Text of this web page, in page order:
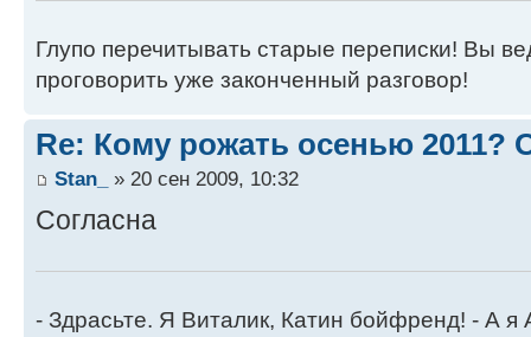
Глупо перечитывать старые переписки! Вы
проговорить уже законченный разговор!
Re: Кому рожать осенью 2011?
Stan_ » 20 сен 2009, 10:32
Согласна
- Здрасьте. Я Виталик, Катин бойфренд! - А я